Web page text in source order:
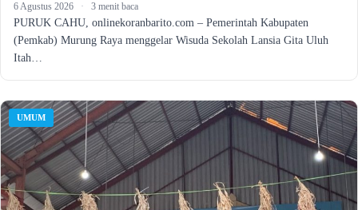
6 Agustus 2026 · 3 menit baca
PURUK CAHU, onlinekoranbarito.com – Pemerintah Kabupaten
(Pemkab) Murung Raya menggelar Wisuda Sekolah Lansia Gita Uluh
Itah…
UMUM